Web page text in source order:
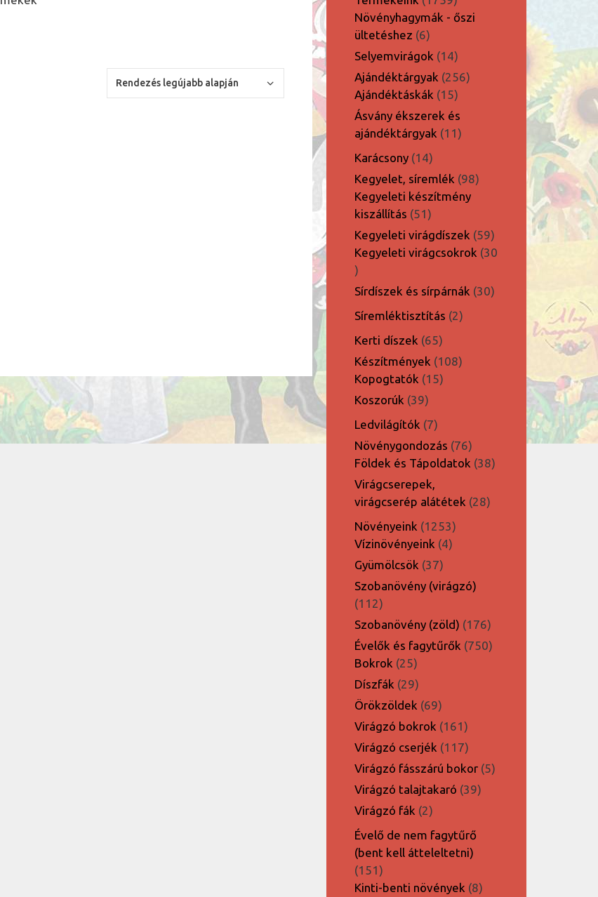
termék
Növényhagymák - őszi
ültetéshez 66
termék
Selyemvirágok 1414
termék
Ajándéktárgyak 256256
Ajándéktáskák 1515
termék
Ásvány ékszerek és
ajándéktárgyak
1111
Karácsony 1414
termék
Kegyelet, síremlék 9898
Kegyeleti készítmény
kiszállítás 5151
termék
Kegyeleti virágdíszek 5959
termék
Kegyeleti virágcsokrok 30
30
termék
Sírdíszek és sírpárnák 3030
Síremléktisztítás 22
Kerti díszek 6565
termék
Készítmények 108108
Kopogtatók 1515
Koszorúk 3939
termék
Ledvilágítók 77
termék
Növénygondozás 7676
termék
Földek és Tápoldatok 3838
Virágcserepek,
virágcserép alátétek 2828
Növényeink 12531253
termék
Vízinövényeink 44
Gyümölcsök 3737
termék
Szobanövény (virágzó)
112112
termék
Szobanövény (zöld) 176176
termék
Évelők és fagytűrők 750750
Bokrok 2525
termék
Díszfák 2929
termék
Örökzöldek 6969
termék
Virágzó bokrok 161161
termék
Virágzó cserjék 117117
termék
Virágzó fásszárú bokor 55
Virágzó talajtakaró 3939
Virágzó fák 22
termék
Évelő de nem fagytűrő
(bent kell átteleltetni)
151151
termék
Kinti-benti növények 88